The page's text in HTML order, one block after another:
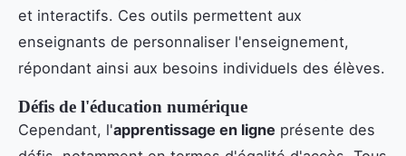
et interactifs. Ces outils permettent aux
enseignants de personnaliser l'enseignement,
répondant ainsi aux besoins individuels des élèves.
Défis de l'éducation numérique
Cependant, l'apprentissage en ligne présente des